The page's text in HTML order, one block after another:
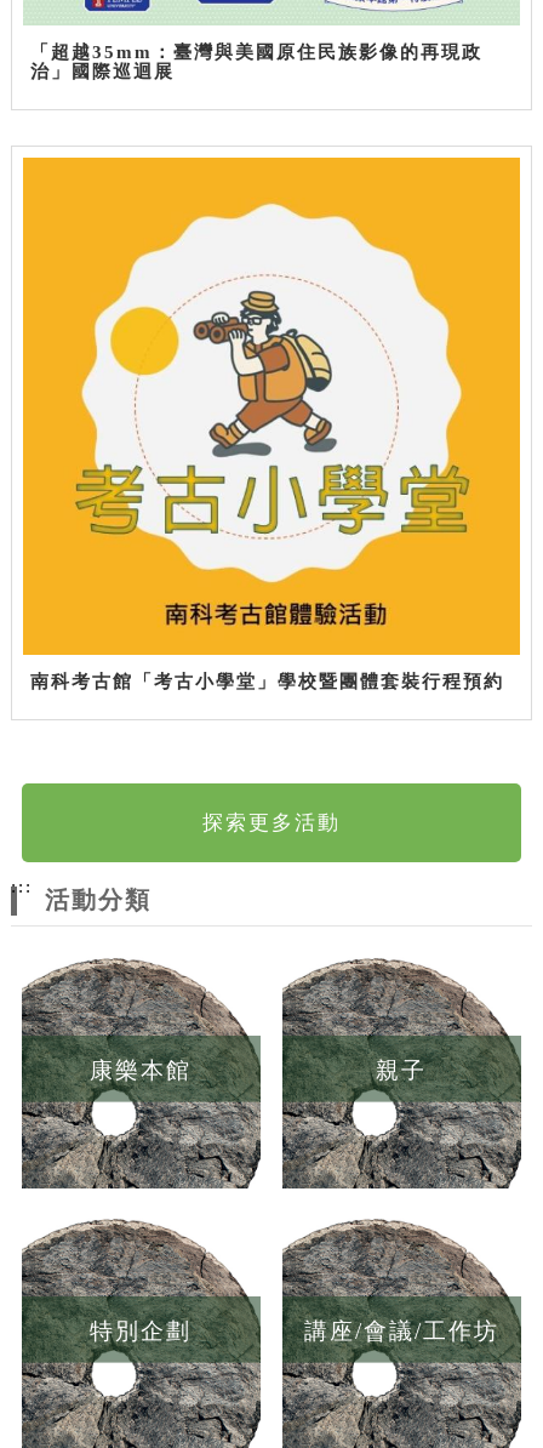
「超越35mm：臺灣與美國原住民族影像的再現政
治」國際巡迴展
南科考古館「考古小學堂」學校暨團體套裝行程預約
探索更多活動
:::
活動分類
康樂本館 親子
特別企劃 講座/會議/工作坊